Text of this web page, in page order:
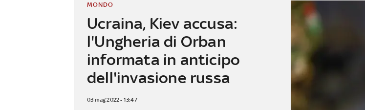
Ucraina, Kiev accusa:
l'Ungheria di Orban
informata in anticipo
dell'invasione russa
MONDO
03 mag 2022 - 13:47